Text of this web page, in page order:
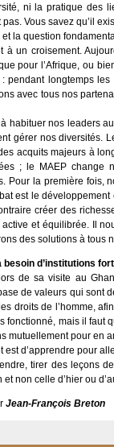
ni la pratique des
Vous savez qu’il
la question
un croisement.
pour l’Afrique, ou
longtemps
avec tous nos
habituer nos leaders
gérer nos diversités.
acquits majeurs à
; le MAEP
Pour la première fois,
est le
créer des
et équilibrée. Il
des solutions à tous
d’institutions
de sa visite au
de valeurs qui sont
droits de l’homme,
fonctionné, mais il
mutuellement pour en
d’apprendre pour
tirer des leçons
et non celle d’hier ou
Jean-François Breton